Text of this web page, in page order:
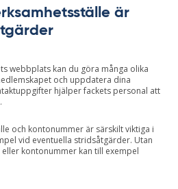
är
webbplats kan du göra många olika
och uppdatera dina
hjälper fackets personal att
och kontonummer är särskilt viktiga i
vid eventuella stridsåtgärder. Utan
kontonummer kan till exempel